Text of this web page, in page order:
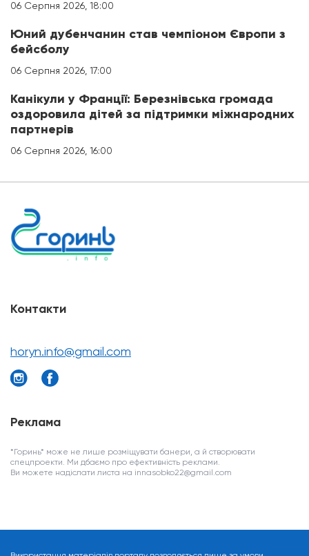
06 Серпня 2026, 18:00
Юний дубенчанин став чемпіоном Європи з
бейсболу
06 Серпня 2026, 17:00
Канікули у Франції: Березнівська громада
оздоровила дітей за підтримки міжнародних
партнерів
06 Серпня 2026, 16:00
Контакти
horyn.info@gmail.com
Реклама
*Горинь* може не лише розміщувати банери, а й створювати
спецпроекти. Ми дбаємо про ефективність реклами.
Ви можете надіслати листа на innasobko22@gmail.com